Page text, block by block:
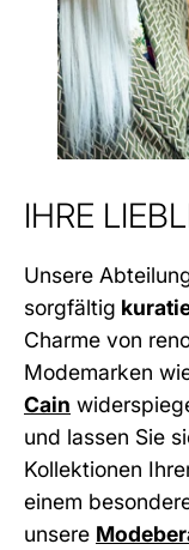
IHRE
Unsere
sorgfältig
Charme von
Modemarken
Cain
und lassen Sie
Kollektionen
einem
unsere